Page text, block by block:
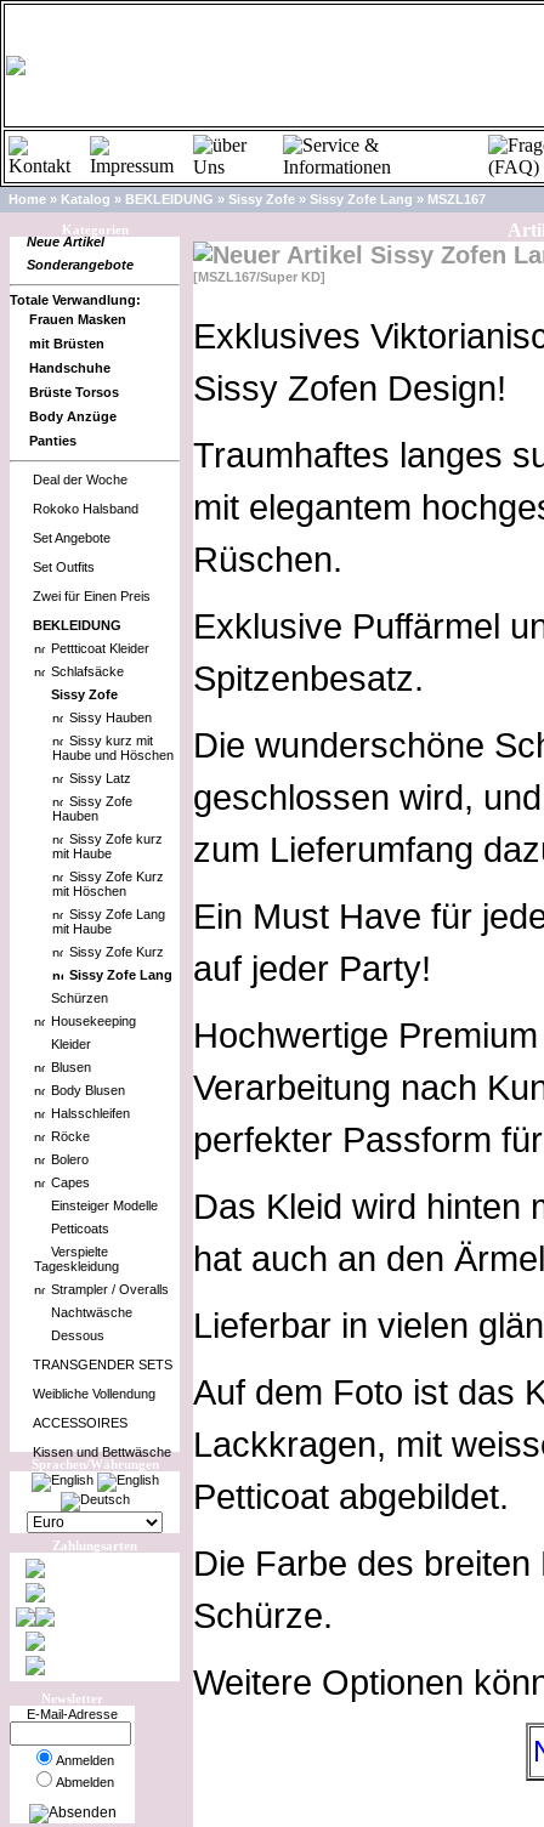
Home » Katalog » BEKLEIDUNG » Sissy Zofe » Sissy Zofe Lang » MSZL167
Kategorien
Neue Artikel
Sonderangebote
Totale Verwandlung:
Frauen Masken
mit Brüsten
Handschuhe
Brüste Torsos
Body Anzüge
Panties
Deal der Woche
Rokoko Halsband
Set Angebote
Set Outfits
Zwei für Einen Preis
BEKLEIDUNG
Pettticoat Kleider
Schlafsäcke
Sissy Zofe
Sissy Hauben
Sissy kurz mit
Haube und Höschen
Sissy Latz
Sissy Zofe
Hauben
Sissy Zofe kurz
mit Haube
Sissy Zofe Kurz
mit Höschen
Sissy Zofe Lang
mit Haube
Sissy Zofe Kurz
Sissy Zofe Lang
Schürzen
Housekeeping
Kleider
Blusen
Body Blusen
Halsschleifen
Röcke
Bolero
Capes
Einsteiger Modelle
Petticoats
Verspielte
Tageskleidung
Strampler / Overalls
Nachtwäsche
Dessous
TRANSGENDER SETS
Weibliche Vollendung
ACCESSOIRES
Kissen und Bettwäsche
Sprachen/Währungen
Zahlungsarten
Newsletter
E-Mail-Adresse
Anmelden
Abmelden
Sissy Zofen
[MSZL167/Super KD]
Exklusives
Sissy Zofen Design!
Traumhaftes langes
mit elegantem
Rüschen.
Exklusive Puffärmel
Spitzenbesatz.
Die wunderschöne
geschlossen wird,
zum Lieferumfang
Ein Must Have für
auf jeder Party!
Hochwertige
Verarbeitung nach
perfekter Passform
Das Kleid wird hinten
hat auch an den
Lieferbar in vielen
Auf dem Foto ist das
Lackkragen, mit
Petticoat abgebildet.
Die Farbe des
Schürze.
Weitere Optionen